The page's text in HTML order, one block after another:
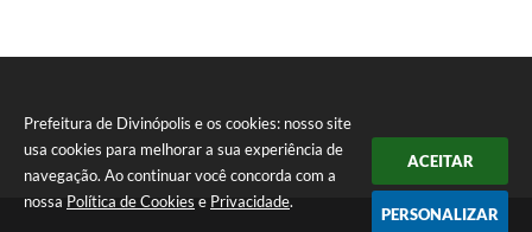
Prefeitura de Divinópolis e os cookies: nosso site
usa cookies para melhorar a sua experiência de
navegação. Ao continuar você concorda com a
nossa Política de Cookies e Privacidade.
ACEITAR
PERSONALIZAR